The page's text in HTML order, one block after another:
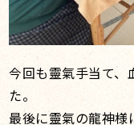
今回も靈氣手当て、
た。
最後に靈氣の龍神様